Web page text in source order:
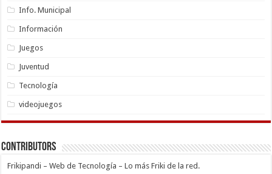
Info. Municipal
Información
Juegos
Juventud
Tecnología
videojuegos
Contributors
Frikipandi – Web de Tecnología – Lo más Friki de la red.